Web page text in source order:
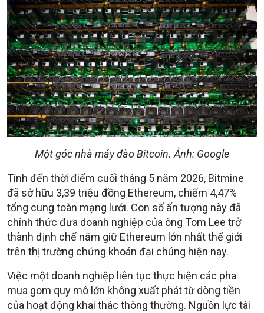
Một góc nhà máy đào Bitcoin. Ảnh: Google
Tính đến thời điểm cuối tháng 5 năm 2026, Bitmine
đã sở hữu 3,39 triệu đồng Ethereum, chiếm 4,47%
tổng cung toàn mạng lưới. Con số ấn tượng này đã
chính thức đưa doanh nghiệp của ông Tom Lee trở
thành định chế nắm giữ Ethereum lớn nhất thế giới
trên thị trường chứng khoán đại chúng hiện nay.
Việc một doanh nghiệp liên tục thực hiện các pha
mua gom quy mô lớn không xuất phát từ dòng tiền
của hoạt động khai thác thông thường. Nguồn lực tài